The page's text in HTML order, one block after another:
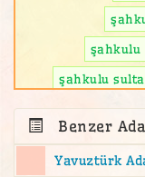
şahkulu
şahkulu
Benzer
Yavuztürk